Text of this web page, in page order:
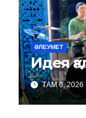
ӘЛЕУМЕТ
Идея
ТАМ 6, 2026